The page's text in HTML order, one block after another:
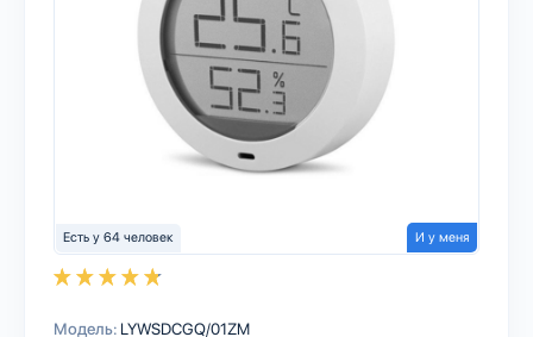
Есть у 64 человек И у меня
Модель: LYWSDCGQ/01ZM